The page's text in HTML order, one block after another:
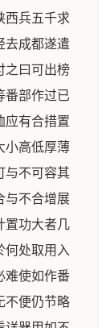
西兵五千求
去成都遂遣
之曰可出榜
番部作过已
应有合措置
小高低厚薄
与不可容其
与不合增展
置功大者几
何处取用入
难使如作番
不便仍节略